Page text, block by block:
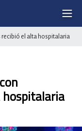
el alta hospitalaria